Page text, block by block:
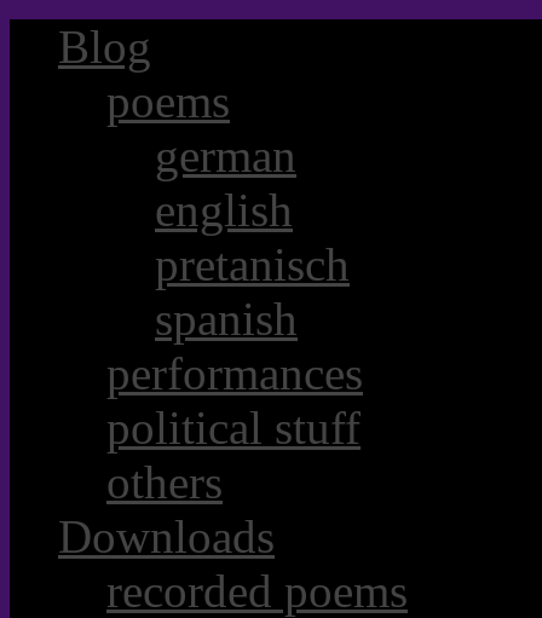
Blog
poems
german
english
pretanisch
spanish
performances
political stuff
others
Downloads
recorded poems